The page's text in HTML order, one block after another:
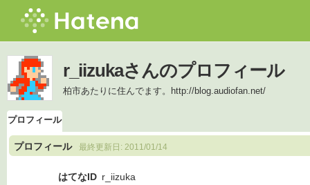
r_iizukaさんのプロフィール
柏市あたりに住んでます。http://blog.audiofan.net/
プロフィール
プロフィール 最終更新日: 2011/01/14
はてなID r_iizuka